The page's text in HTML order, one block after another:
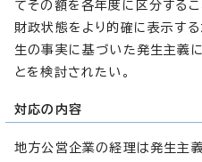
てその額を各年度に区分するこ
財政状態をより的確に表示す
生の事実に基づいた発生主義
とを検討されたい。
対応の内容
地方公営企業の経理は発生主